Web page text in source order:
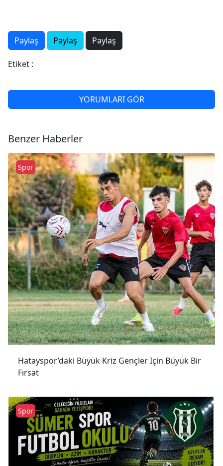
Paylaş Paylaş Paylaş
Etiket :
YORUMLARI GÖR
Benzer Haberler
Hatayspor’daki Büyük Kriz Gençler Için Büyük Bir
Fırsat
Spor
Spor